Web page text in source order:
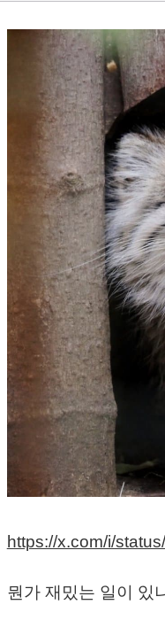
https://x.com/i/
뭔가 재밌는 일이 있